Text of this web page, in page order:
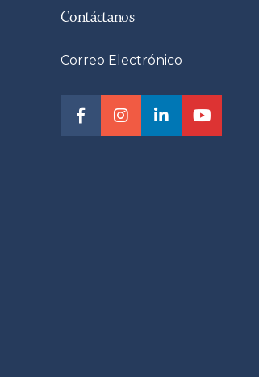
Contáctanos
Correo Electrónico